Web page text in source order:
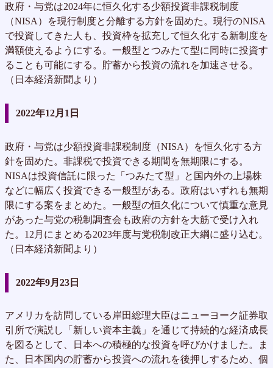
政府・与党は2024年に恒久化する少額投資非課税制度
（NISA）を現行制度と分離する方針を固めた。現行のNISA
で投資してきた人も、投資枠を拡充して恒久化する新制度を
満額使えるようにする。一般型とつみたて型に同時に投資す
ることも可能にする。貯蓄から投資の流れを加速させる。
（日本経済新聞より）
2022年12月1日
政府・与党は少額投資非課税制度（NISA）を恒久化する方
針を固めた。非課税で投資できる期間を無期限にする。
NISAは投資信託に限った「つみたて型」と国内外の上場株
などに幅広く投資できる一般型がある。政府はいずれも無期
限にする案をまとめた。一般型の恒久化について慎重な意見
があった与党の税制調査会も政府の方針を大筋で受け入れ
た。12月にまとめる2023年度与党税制改正大綱に盛り込む。
（日本経済新聞より）
2022年9月23日
アメリカを訪問している岸田総理大臣はニューヨーク証券取
引所で演説し「新しい資本主義」を通じて持続的な経済成長
を図るとして、日本への積極的な投資を呼びかけました。ま
た、日本国内の貯蓄から投資への流れを後押しするため、個